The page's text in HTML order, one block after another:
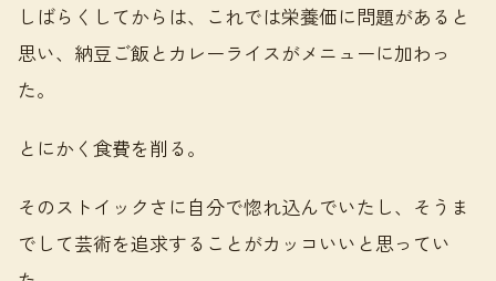
しばらくしてからは、これでは栄養価に問題があると
思い、納豆ご飯とカレーライスがメニューに加わっ
た。
とにかく食費を削る。
そのストイックさに自分で惚れ込んでいたし、そうま
でして芸術を追求することがカッコいいと思ってい